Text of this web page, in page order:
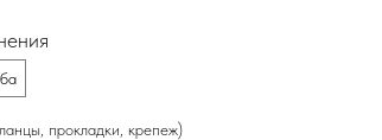
прокладки, крепеж)